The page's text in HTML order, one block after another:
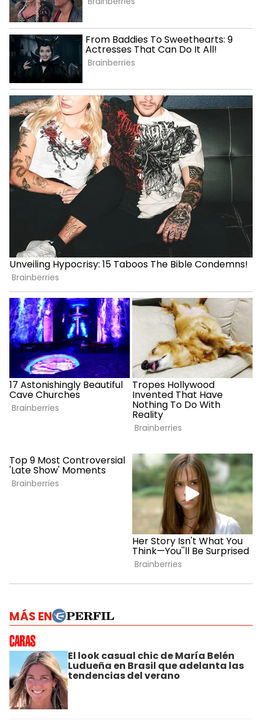
MÁS EN
El look casual chic de María Belén
Ludueña en Brasil que adelanta las
tendencias del verano